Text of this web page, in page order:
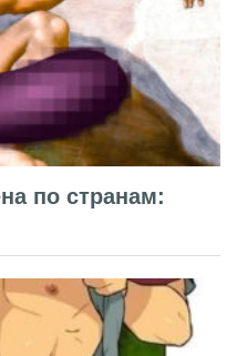
по странам: